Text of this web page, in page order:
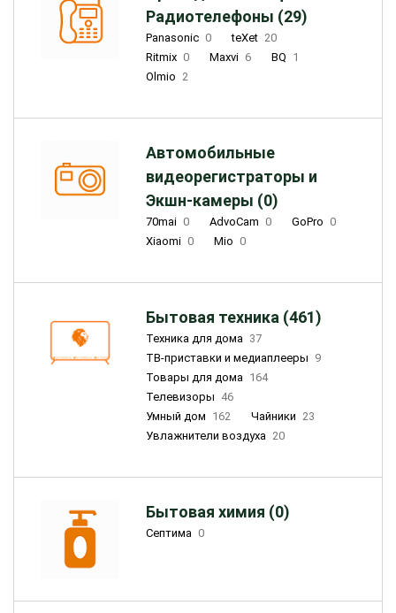
Радиотелефоны (29)
Panasonic 0 teXet 20
Ritmix 0 Maxvi 6 BQ 1
Olmio 2
Автомобильные
видеорегистраторы и
Экшн-камеры (0)
70mai 0 AdvoCam 0 GoPro 0
Xiaomi 0 Mio 0
Бытовая техника (461)
Техника для дома 37
ТВ-приставки и медиаплееры 9
Товары для дома 164
Телевизоры 46
Умный дом 162 Чайники 23
Увлажнители воздуха 20
Бытовая химия (0)
Септима 0